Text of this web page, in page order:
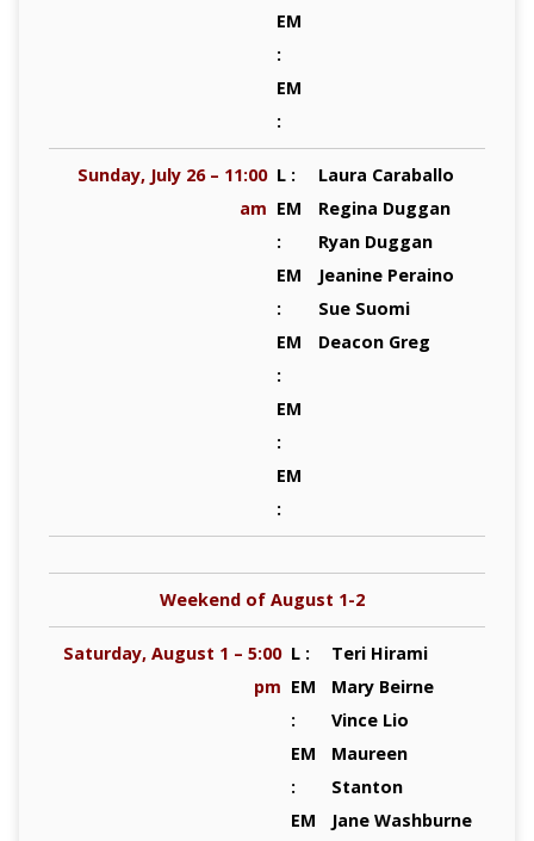
EM
:
EM
:
Sunday, July 26 – 11:00
am
L :
EM
:
EM
:
EM
:
EM
:
EM
:
Laura Caraballo
Regina Duggan
Ryan Duggan
Jeanine Peraino
Sue Suomi
Deacon Greg
Weekend of August 1-2
Saturday, August 1 – 5:00
pm
L :
EM
:
EM
:
EM
Teri Hirami
Mary Beirne
Vince Lio
Maureen
Stanton
Jane Washburne